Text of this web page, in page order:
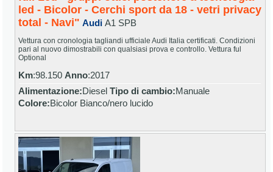
led - Bicolor - Cerchi sport da 18 - vetri privacy
total - Navi" Audi A1 SPB
Vettura con cronologia tagliandi ufficiale Audi Italia certificati. Condizioni
pari al nuovo dimostrabili con qualsiasi prova e controllo. Vettura ful
Optional
Km:98.150 Anno:2017
Alimentazione:DieselTipo di cambio:Manuale
Colore:Bicolor Bianco/nero lucido